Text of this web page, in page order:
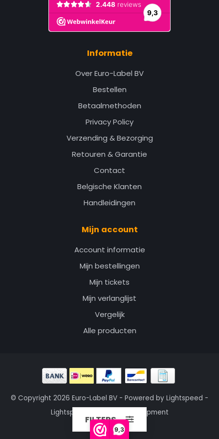
9,3
Informatie
Over Euro-Label BV
Bestellen
Betaalmethoden
Privacy Policy
Verzending & Bezorging
Retouren & Garantie
Contact
Belgische Klanten
Handleidingen
Mijn account
Account informatie
Mijn bestellingen
Mijn tickets
Mijn verlanglijst
Vergelijk
Alle producten
© Copyright 2026 Euro-Label BV - Powered by Lightspeed -
Lightspeed design
Dyvelopment
FILTERS